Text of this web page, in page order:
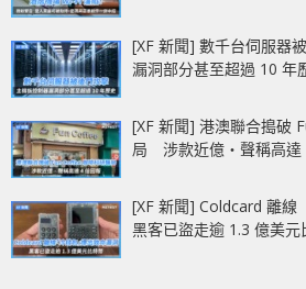
[XF 新聞] 數千台伺服器
漏洞部分甚至超過 10 年
[XF 新聞] 港澳聯合搗破
局 涉款近億‧聲稱高達
[XF 新聞] Coldcard 離
黑客已盜走逾 1.3 億美元